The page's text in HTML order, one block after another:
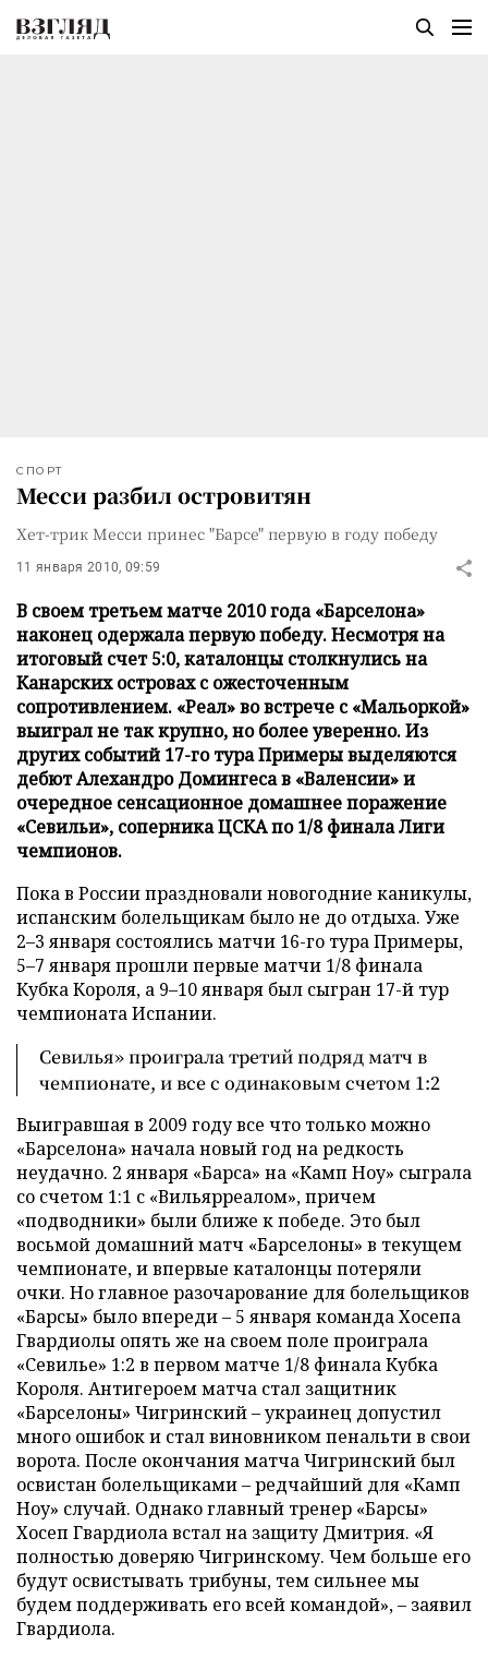
СПОРТ
Месси разбил островитян
Хет-трик Месси принес "Барсе" первую в году победу
11 января 2010, 09:59
В своем третьем матче 2010 года «Барселона»
наконец одержала первую победу. Несмотря на
итоговый счет 5:0, каталонцы столкнулись на
Канарских островах с ожесточенным
сопротивлением. «Реал» во встрече с «Мальоркой»
выиграл не так крупно, но более уверенно. Из
других событий 17-го тура Примеры выделяются
дебют Алехандро Домингеса в «Валенсии» и
очередное сенсационное домашнее поражение
«Севильи», соперника ЦСКА по 1/8 финала Лиги
чемпионов.
Пока в России праздновали новогодние каникулы,
испанским болельщикам было не до отдыха. Уже
2–3 января состоялись матчи 16-го тура Примеры,
5–7 января прошли первые матчи 1/8 финала
Кубка Короля, а 9–10 января был сыгран 17-й тур
чемпионата Испании.
Севилья» проиграла третий подряд матч в
чемпионате, и все с одинаковым счетом 1:2
Выигравшая в 2009 году все что только можно
«Барселона» начала новый год на редкость
неудачно. 2 января «Барса» на «Камп Ноу» сыграла
со счетом 1:1 с «Вильярреалом», причем
«подводники» были ближе к победе. Это был
восьмой домашний матч «Барселоны» в текущем
чемпионате, и впервые каталонцы потеряли
очки. Но главное разочарование для болельщиков
«Барсы» было впереди – 5 января команда Хосепа
Гвардиолы опять же на своем поле проиграла
«Севилье» 1:2 в первом матче 1/8 финала Кубка
Короля. Антигероем матча стал защитник
«Барселоны» Чигринский – украинец допустил
много ошибок и стал виновником пенальти в свои
ворота. После окончания матча Чигринский был
освистан болельщиками – редчайший для «Камп
Ноу» случай. Однако главный тренер «Барсы»
Хосеп Гвардиола встал на защиту Дмитрия. «Я
полностью доверяю Чигринскому. Чем больше его
будут освистывать трибуны, тем сильнее мы
будем поддерживать его всей командой», – заявил
Гвардиола.